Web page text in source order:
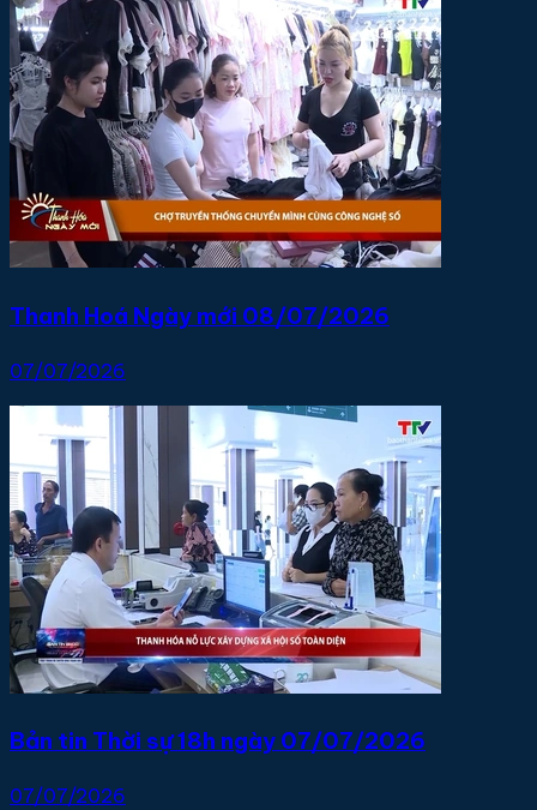
Thanh Hoá Ngày mới 08/07/2026
07/07/2026
Bản tin Thời sự 18h ngày 07/07/2026
07/07/2026